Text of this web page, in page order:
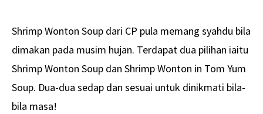
Shrimp Wonton Soup dari CP pula memang syahdu bila
dimakan pada musim hujan. Terdapat dua pilihan iaitu
Shrimp Wonton Soup dan Shrimp Wonton in Tom Yum
Soup. Dua-dua sedap dan sesuai untuk dinikmati bila-
bila masa!